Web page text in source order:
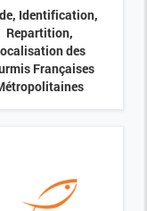
Identification,
Repartition,
des
Françaises